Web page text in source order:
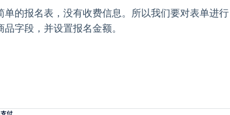
单的报名表，没有收费信息。所以我们要对表单进行
字段，并设置报名金额。